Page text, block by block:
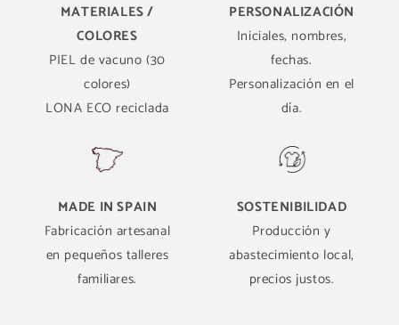
MATERIALES /
COLORES
PIEL de vacuno (30
colores)
LONA ECO reciclada
PERSONALIZACIÓN
Iniciales, nombres,
fechas.
Personalización en el
día.
MADE IN SPAIN
Fabricación artesanal
en pequeños talleres
familiares.
SOSTENIBILIDAD
Producción y
abastecimiento local,
precios justos.